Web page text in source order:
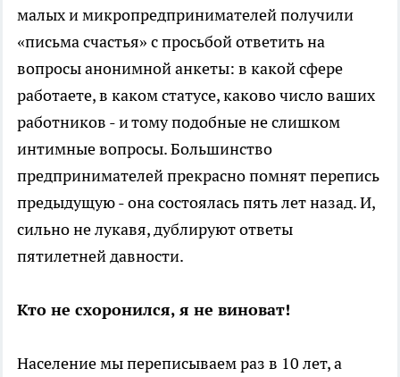
малых и микропредпринимателей получили
«письма счастья» с просьбой ответить на
вопросы анонимной анкеты: в какой сфере
работаете, в каком статусе, каково число ваших
работников - и тому подобные не слишком
интимные вопросы. Большинство
предпринимателей прекрасно помнят перепись
предыдущую - она состоялась пять лет назад. И,
сильно не лукавя, дублируют ответы
пятилетней давности.
Кто не схоронился, я не виноват!
Население мы переписываем раз в 10 лет, а